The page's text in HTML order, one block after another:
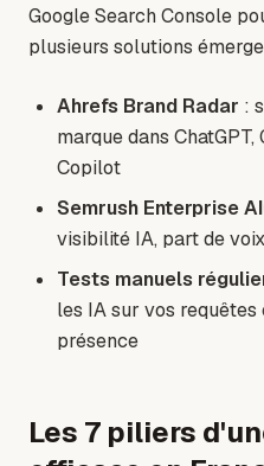
Google Search Console
plusieurs solutions
Ahrefs Brand Radar :
marque dans
Copilot
Semrush Enterprise
visibilité IA, part de
Tests manuels
les IA sur vos
présence
Les 7 piliers